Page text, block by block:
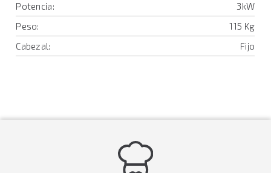
Potencia:
3kW
Peso:
115 Kg
Cabezal:
Fijo